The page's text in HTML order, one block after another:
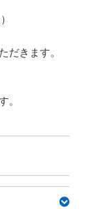
だきます。
。